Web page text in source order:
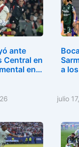
ante
Central en
en…
a
julio